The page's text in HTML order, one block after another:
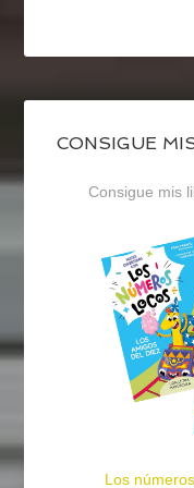
CONSIGUE
Consigue mis
Los